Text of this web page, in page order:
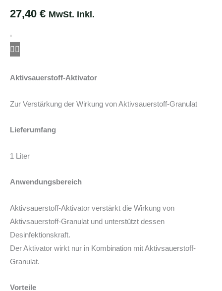
27,40 € MwSt. Inkl.
Aktivsauerstoff-Aktivator
Zur Verstärkung der Wirkung von Aktivsauerstoff-Granulat
Lieferumfang
1 Liter
Anwendungsbereich
Aktivsauerstoff-Aktivator verstärkt die Wirkung von
Aktivsauerstoff-Granulat und unterstützt dessen
Desinfektionskraft.
Der Aktivator wirkt nur in Kombination mit Aktivsauerstoff-
Granulat.
Vorteile